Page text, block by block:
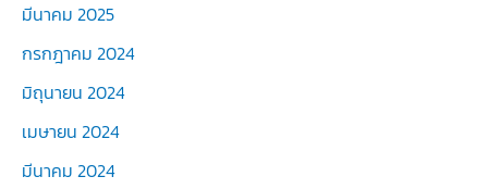
มีนาคม 2025
กรกฎาคม 2024
มิถุนายน 2024
เมษายน 2024
มีนาคม 2024